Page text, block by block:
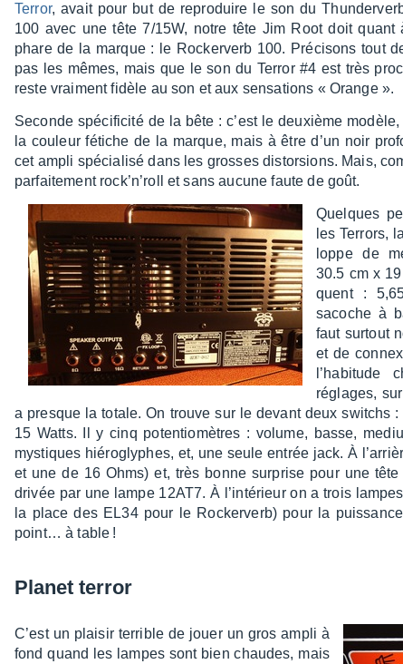
Terror, avait pour but de repro­duire le son du
100 avec une tête 7/15W, notre tête Jim Root doit
phare de la marque : le Rocker­verb 100. Préci­sons tout
pas les mêmes, mais que le son du Terror #4 est très
reste vrai­ment fidèle au son et aux sensa­tions « Orange ».
Seconde spéci­fi­cité de la bête : c’est le deuxième
la couleur fétiche de la marque, mais à être d’un noir
cet ampli spécia­lisé dans les grosses distor­sions. Mais,
parfai­te­ment rock’n’­roll et sans aucune faute de goût.
Quelques
les Terrors,
loppe de
30.5 cm x
quent :
sacoche à
faut surtout
et de
l’ha­bi­tude
réglages,
a presque la totale. On trouve sur le devant deux switchs
15 Watts. Il y cinq poten­tio­mètres : volume, basse,
mystiques hiéro­glyphes, et, une seule entrée jack. À
et une de 16 Ohms) et, très bonne surprise pour une
drivée par une lampe 12AT7. À l’in­té­rieur on a trois
la place des EL34 pour le Rocker­verb) pour la
point… à table !
Planet terror
C’est un plai­sir terrible de jouer un gros ampli à
fond quand les lampes sont bien chaudes, mais